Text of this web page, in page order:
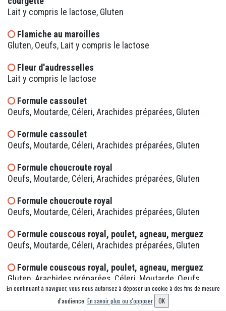
Lait y compris le lactose, Gluten
Flamiche au maroilles
Gluten, Oeufs, Lait y compris le lactose
Fleur d'audresselles
Lait y compris le lactose
Formule cassoulet
Oeufs, Moutarde, Céleri, Arachides préparées, Gluten
Formule cassoulet
Oeufs, Moutarde, Céleri, Arachides préparées, Gluten
Formule choucroute royal
Oeufs, Moutarde, Céleri, Arachides préparées, Gluten
Formule choucroute royal
Oeufs, Moutarde, Céleri, Arachides préparées, Gluten
Formule couscous royal, poulet, agneau, merguez
Oeufs, Moutarde, Céleri, Arachides préparées, Gluten
Formule couscous royal, poulet, agneau, merguez
Gluten, Arachides préparées, Céleri, Moutarde, Oeufs
Formule couscous royal, poulet, agneau, merguez
En continuant à naviguer, vous nous autorisez à déposer un cookie à des fins de mesure
d'audience. En savoir plus ou s'opposer OK